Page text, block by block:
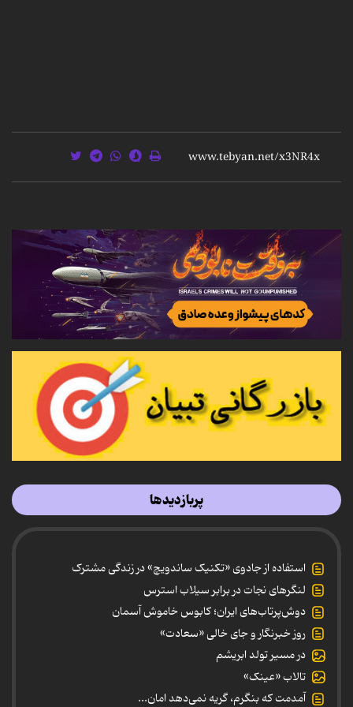
پربازدیدها
استفاده از جادوی «تکنیک ساندویچ» در زندگی مشترک
لنگرهای نجات در برابر سیلاب استرس
دوش‌پرتاب‌های ایران؛ کابوس خاموش آسمان
روز خبرنگار و جای خالی «سعادت»
در مسیر تولد ابریشم
تالاب «عینک»
آمدمت که بنگرم، گریه نمی‌دهد امان...